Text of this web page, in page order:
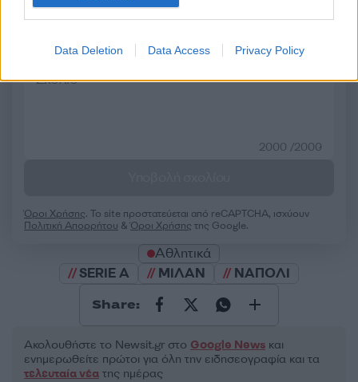
Data Deletion Data Access Privacy Policy
50 /50
2000 /2000
Όροι Χρήσης. Το site προστατεύεται από reCAPTCHA, ισχύουν
Πολιτική Απορρήτου &Όροι Χρήσης της Google.
Αθλητικά
SERIE A
ΜΙΛΑΝ ΝΑΠΟΛΙ
Share:
Ακολουθήστε το Νewsit.gr στο Google News και
ενημερωθείτε πρώτοι για όλη την ειδησεογραφία και τα
τελευταία νέα της ημέρας